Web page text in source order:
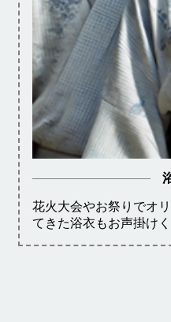
花火大会やお祭りでオ
てきた浴衣もお声掛けく